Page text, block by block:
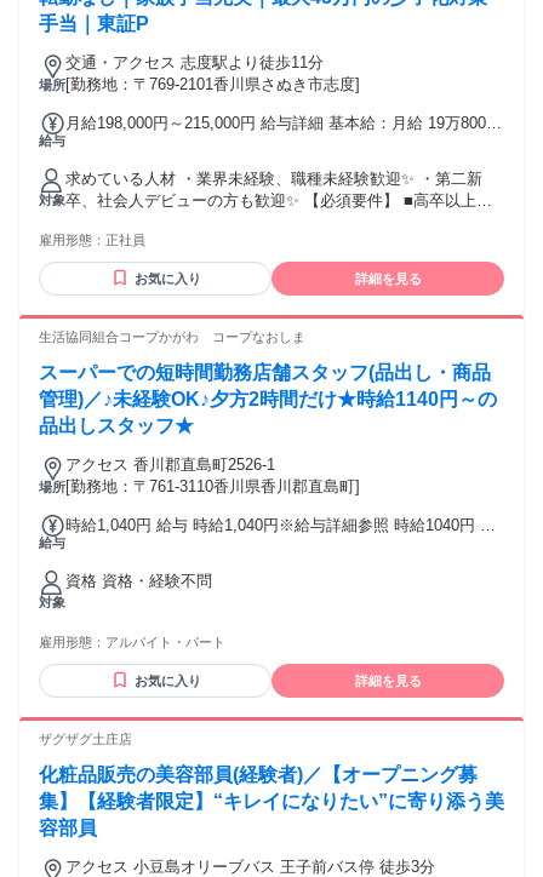
休日出勤手当 ＼ ✨生活や家庭も守る充実手当✨ ／ ￣￣V￣￣
￣￣￣￣￣￣￣￣￣￣￣￣￣ ◆転宅手当（転宅時に支給） ┗
赴任手当 ┗月5万円 ┗別途帰省旅費支給月2回 ◆扶養手当(配
偶者・18歳以下5000円/人) ◆少子化対策手当 ◎最大45万円 ┗
子1人：5000円～10人まで ※規定有 ◆出産祝金（出産毎に10
万円) ◆出産手当 ┗2人目：10万円 ┗3人目以降：20万円/人
手当｜東証P
場所
交通・アクセス 志度駅より徒歩11分
[勤務地：〒769-2101香川県さぬき市志度]
給与
月給198,000円～215,000円 給与詳細 基本給：月給 19万8000
で支払われる通勤・皆勤・家族手当金額：あり 全員に一律で
支払われるその他手当金額：あり ┏━━━━┓ ◆ 給与 ◆
┗━━━━┛ ■大卒・院卒 基本給21.5万円＋時間外＋各種手
当 ■短大・専門卒 基本給20.4万円＋時間外＋各種手当 ■高卒
たします。 ※当社規定に則り前職のご経験も踏まえ決定しま
す。 ┏━━━━━━━━━┓ ◆ 一律手当・待遇 ◆
┗━━━━━━━━━┛ ◆通勤手当（最大2.8万円） ◆時間
外手当（1分単位支給） ◆賞与年2回＋決算賞与（業績によ
る） ◆昇給年1回 ┏━━━━━━┓ ◆ 各種手当 ◆
┗━━━━━━┛ ◆役職手当 ◆職能手当 ◆年始勤務手当 ◆
休日出勤手当 ＼ ✨生活や家庭も守る充実手当✨ ／ ￣￣V￣￣
￣￣￣￣￣￣￣￣￣￣￣￣￣ ◆扶養手当(配偶者・18歳以下
～10人まで ※規定有 ◆出産祝金（出産毎に10万円) ◆出産手
当 ┗2人目：10万円 ┗3人目以降：20万円/人
対象
求めている人材 ・業界未経験、職種未経験歓迎✨ ・第二新
卒、社会人デビューの方も歓迎✨ 【必須要件】 ■高卒以上
ター等） ■なんらかのマネジメント経験 【優遇要件】 ■スー
パーでの店長経験 ■スーパーでの鮮魚・精肉・青果などの経
行けない ・生活の安定を重視したい ・地域のお客様と長く深
家電量販店、ショッピングモール、家具店、 ドラッグスト
ア、ホームセンター、百貨店など様々。 ほとんどが異業種か
らのチャレンジです✨
雇用形態： 正社員
お気に入り 詳細を見る
生活協同組合コープかがわ コープなおしま
スーパーでの短時間勤務店舗スタッフ(品出し・商品
管理)／♪未経験OK♪夕方2時間だけ★時給1140円～の
品出しスタッフ★
場所
アクセス 香川郡直島町2526-1
[勤務地：〒761-3110香川県香川郡直島町]
給与
時給1,040円 給与 時給1,040円※給与詳細参照 時給1040円 ★
日17時以降：時給1140円 ・日祝の昼間：時給1140円 ・日祝
の17時以降：時給1240円 各種手当例 【職種手当】【ポスト手
対象
資格 資格・経験不問
雇用形態： アルバイト・パート
お気に入り 詳細を見る
ザグザグ土庄店
化粧品販売の美容部員(経験者)／【オープニング募
集】【経験者限定】“キレイになりたい”に寄り添う美
容部員
アクセス 小豆島オリーブバス 王子前バス停 徒歩3分